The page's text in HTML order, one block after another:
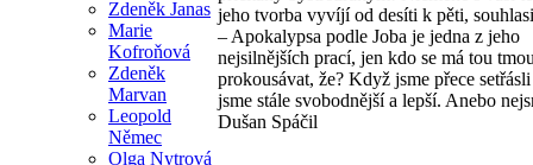
Zdeněk Janas
Marie
Kofroňová
Zdeněk
Marvan
Leopold
Němec
Olga Nytrová
jeho tvorba vyvíjí od desíti k pěti,
– Apokalypsa podle Joba je jedna z jeho
nejsilnějších prací, jen kdo se má tou
prokousávat, že? Když jsme přece
jsme stále svobodnější a lepší. Anebo
Dušan Spáčil